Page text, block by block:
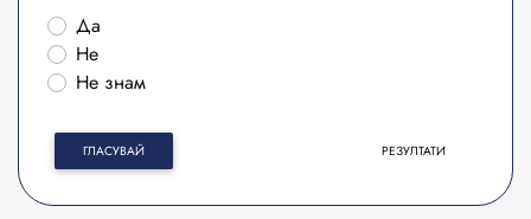
Да
Не
Не знам
ГЛАСУВАЙ РЕЗУЛТАТИ